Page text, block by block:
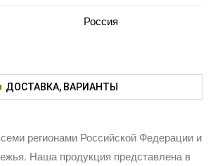
Россия
ДОСТАВКА, ВАРИАНТЫ
регионами Российской Федерации и
Наша продукция представлена в